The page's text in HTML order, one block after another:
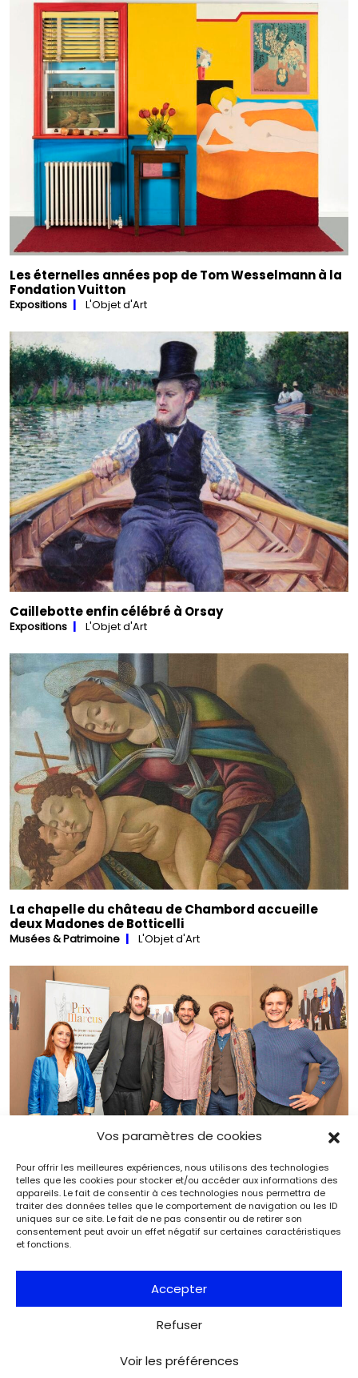
Vos paramètres de cookies
Pour offrir les meilleures expériences, nous utilisons des technologies
telles que les cookies pour stocker et/ou accéder aux informations des
appareils. Le fait de consentir à ces technologies nous permettra de
traiter des données telles que le comportement de navigation ou les ID
uniques sur ce site. Le fait de ne pas consentir ou de retirer son
consentement peut avoir un effet négatif sur certaines caractéristiques
et fonctions.
Accepter
Refuser
Voir les préférences
Les éternelles années pop de Tom Wesselmann à la
Fondation Vuitton
Expositions L'Objet d'Art
Caillebotte enfin célébré à Orsay
Expositions L'Objet d'Art
La chapelle du château de Chambord accueille
deux Madones de Botticelli
Musées & Patrimoine L'Objet d'Art
2e édition du Prix Marcus : Stéphane Bern célèbre la
relève des antiquaires
Marché de l'art